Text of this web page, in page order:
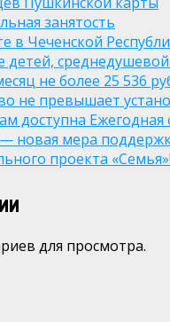
занятость
в Чеченской
детей,
не более 25 536
не превышает
доступна Ежегодная
новая мера
проекта «Семья»!
для просмотра.